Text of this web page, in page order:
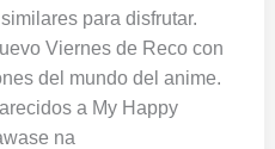
para disfrutar.
Viernes de Reco con
del mundo del anime.
a My Happy
na